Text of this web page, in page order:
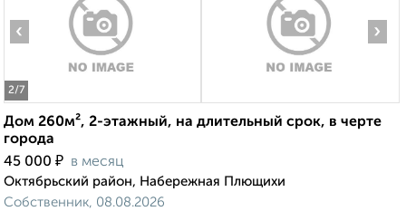
2/7
‹ ›
Дом 260м², 2-этажный, на длительный срок, в черте
города
45 000 ₽ в месяц
Октябрьский район, Набережная Плющихи
Собственник, 08.08.2026